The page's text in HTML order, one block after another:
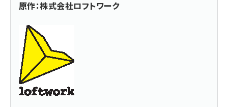
原作：株式会社ロフトワーク